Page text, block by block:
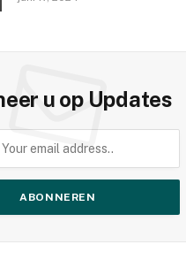
u op Updates